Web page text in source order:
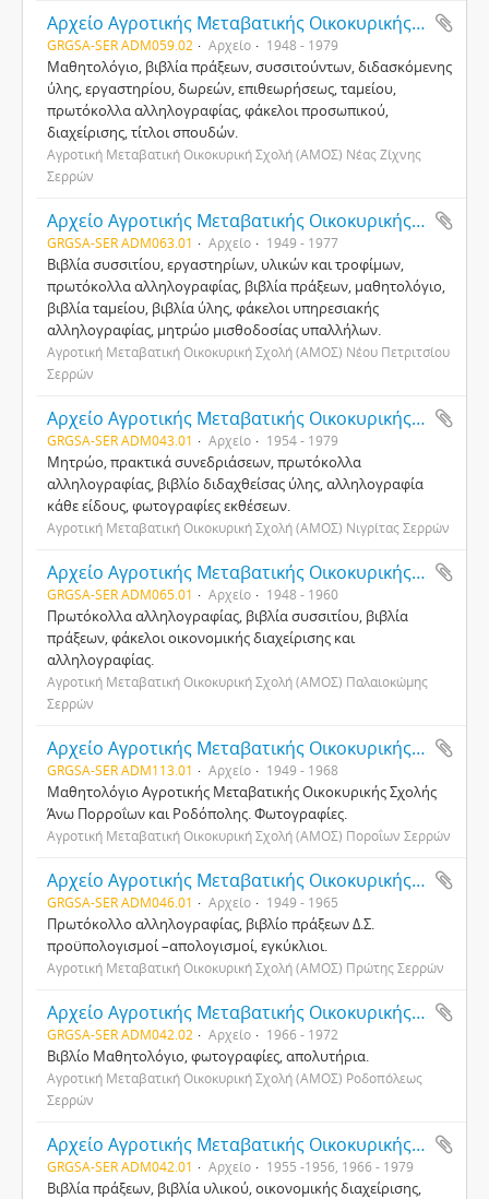
Αρχείο Αγροτικής Μεταβατικής Οικοκυρικής Σχολής Νέας Ζίχνης Σερρών
GRGSA-SER ADM059.02 Αρχείο 1948 - 1979
Μαθητολόγιο, βιβλία πράξεων, συσσιτούντων, διδασκόμενης
ύλης, εργαστηρίου, δωρεών, επιθεωρήσεως, ταμείου,
πρωτόκολλα αλληλογραφίας, φάκελοι προσωπικού,
διαχείρισης, τίτλοι σπουδών.
Αγροτική Μεταβατική Οικοκυρική Σχολή (ΑΜΟΣ) Νέας Ζίχνης
Σερρών
Αρχείο Αγροτικής Μεταβατικής Οικοκυρικής Σχολής Νέου Πετριτσίου Σερρών
GRGSA-SER ADM063.01 Αρχείο 1949 - 1977
Βιβλία συσσιτίου, εργαστηρίων, υλικών και τροφίμων,
πρωτόκολλα αλληλογραφίας, βιβλία πράξεων, μαθητολόγιο,
βιβλία ταμείου, βιβλία ύλης, φάκελοι υπηρεσιακής
αλληλογραφίας, μητρώο μισθοδοσίας υπαλλήλων.
Αγροτική Μεταβατική Οικοκυρική Σχολή (ΑΜΟΣ) Νέου Πετριτσίου
Σερρών
Αρχείο Αγροτικής Μεταβατικής Οικοκυρικής Σχολής Νιγρίτας Σερρών
GRGSA-SER ADM043.01 Αρχείο 1954 - 1979
Μητρώο, πρακτικά συνεδριάσεων, πρωτόκολλα
αλληλογραφίας, βιβλίο διδαχθείσας ύλης, αλληλογραφία
κάθε είδους, φωτογραφίες εκθέσεων.
Αγροτική Μεταβατική Οικοκυρική Σχολή (ΑΜΟΣ) Νιγρίτας Σερρών
Αρχείο Αγροτικής Μεταβατικής Οικοκυρικής Σχολής Παλαιοκώμης Σερρών
GRGSA-SER ADM065.01 Αρχείο 1948 - 1960
Πρωτόκολλα αλληλογραφίας, βιβλία συσσιτίου, βιβλία
πράξεων, φάκελοι οικονομικής διαχείρισης και
αλληλογραφίας.
Αγροτική Μεταβατική Οικοκυρική Σχολή (ΑΜΟΣ) Παλαιοκώμης
Σερρών
Αρχείο Αγροτικής Μεταβατικής Οικοκυρικής Σχολής Ποροΐων Σερρών
GRGSA-SER ADM113.01 Αρχείο 1949 - 1968
Μαθητολόγιο Αγροτικής Μεταβατικής Οικοκυρικής Σχολής
Άνω Πορροΐων και Ροδόπολης. Φωτογραφίες.
Αγροτική Μεταβατική Οικοκυρική Σχολή (ΑΜΟΣ) Ποροΐων Σερρών
Αρχείο Αγροτικής Μεταβατικής Οικοκυρικής Σχολής Πρώτης Σερρών
GRGSA-SER ADM046.01 Αρχείο 1949 - 1965
Πρωτόκολλο αλληλογραφίας, βιβλίο πράξεων Δ.Σ.
προϋπολογισμοί –απολογισμοί, εγκύκλιοι.
Αγροτική Μεταβατική Οικοκυρική Σχολή (ΑΜΟΣ) Πρώτης Σερρών
Αρχείο Αγροτικής Μεταβατικής Οικοκυρικής Σχολής Ροδοπόλεως Σερρών
GRGSA-SER ADM042.02 Αρχείο 1966 - 1972
Βιβλίο Μαθητολόγιο, φωτογραφίες, απολυτήρια.
Αγροτική Μεταβατική Οικοκυρική Σχολή (ΑΜΟΣ) Ροδοπόλεως
Σερρών
Αρχείο Αγροτικής Μεταβατικής Οικοκυρικής Σχολής Ροδοπόλεως Σερρών
GRGSA-SER ADM042.01 Αρχείο 1955 -1956, 1966 - 1979
Βιβλία πράξεων, βιβλία υλικού, οικονομικής διαχείρισης,